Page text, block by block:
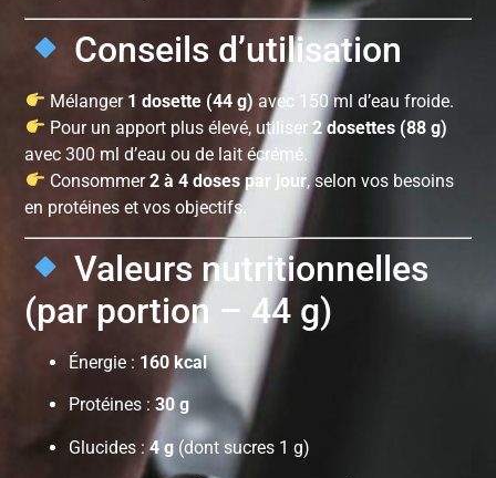
Conseils d’utilisation
Mélanger 1 dosette (44 g) avec 150 ml d’eau froide.
Pour un apport plus élevé, utiliser 2 dosettes (88 g)
avec 300 ml d’eau ou de lait écrémé.
Consommer2 à 4 doses par jour, selon vos besoins
en protéines et vos objectifs.
Valeurs nutritionnelles
(par portion – 44 g)
Énergie : 160 kcal
Protéines :30 g
Glucides :4 g (dont sucres 1 g)